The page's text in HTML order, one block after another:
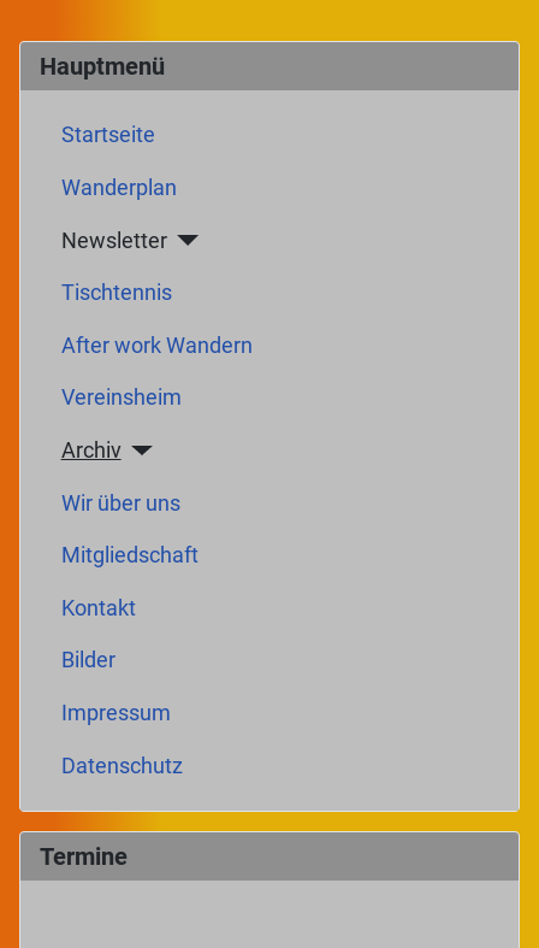
Hauptmenü
Startseite
Wanderplan
Newsletter
Tischtennis
After work Wandern
Vereinsheim
Archiv
Wir über uns
Mitgliedschaft
Kontakt
Bilder
Impressum
Datenschutz
Termine